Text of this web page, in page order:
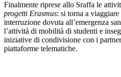
Finalmente riprese allo Sraffa le
progetti Erasmus: si torna a
interruzione dovuta all’emergenza
l’attività di mobilità di studenti e
iniziative di condivisione con i
piattaforme telematiche.